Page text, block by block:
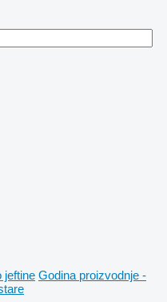
jeftine Godina proizvodnje -